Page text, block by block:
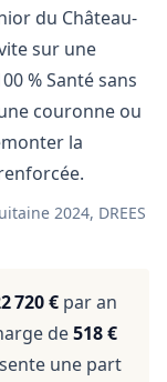
du Château-
sur une
% Santé sans
couronne ou
la
2024, DREES
720 € par an
de518 €
une part